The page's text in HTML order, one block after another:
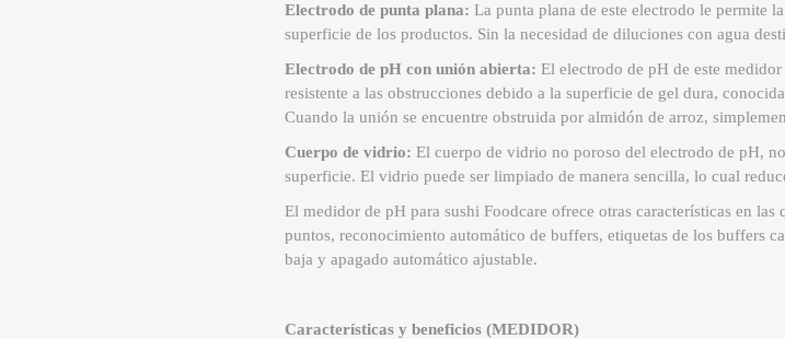
Electrodo de punta plana: La punta plana de este electrodo le permite
superficie de los productos. Sin la necesidad de diluciones con agua
Electrodo de pH con unión abierta: El electrodo de pH de este
resistente a las obstrucciones debido a la superficie de gel dura,
Cuando la unión se encuentre obstruida por almidón de arroz,
Cuerpo de vidrio: El cuerpo de vidrio no poroso del electrodo de pH,
superficie. El vidrio puede ser limpiado de manera sencilla, lo cual
El medidor de pH para sushi Foodcare ofrece otras características en
puntos, reconocimiento automático de buffers, etiquetas de los buffers
baja y apagado automático ajustable.
Características y beneficios (MEDIDOR)